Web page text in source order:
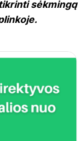
sėkmingą